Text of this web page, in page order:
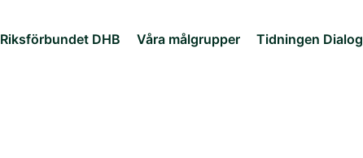
Riksförbundet DHB Våra målgrupper Tidningen Dialog